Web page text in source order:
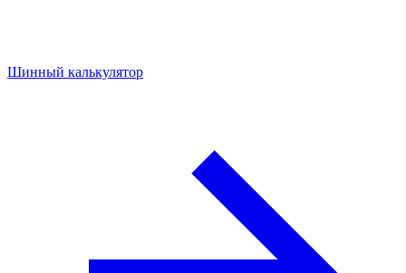
Шинный калькулятор